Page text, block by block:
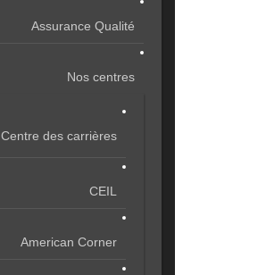
Assurance Qualité
Nos centres
Centre des carrières
CEIL
American Corner